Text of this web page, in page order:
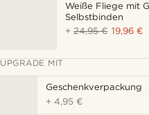
Weiße Fliege mit
Selbstbinden
+24,95 € 19,96 €
UPGRADE MIT
Geschenkverpackung
+4,95 €